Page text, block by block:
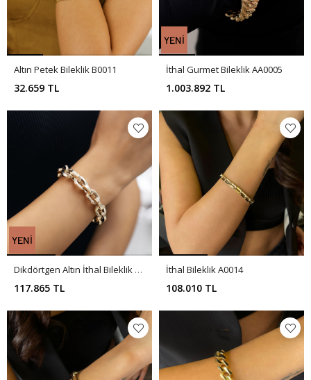
Altın Petek Bileklik B0011
32.659 TL
İthal Gurmet Bileklik AA0005
1.003.892 TL
Dikdörtgen Altın İthal Bileklik Y01053
117.865 TL
İthal Bileklik A0014
108.010 TL